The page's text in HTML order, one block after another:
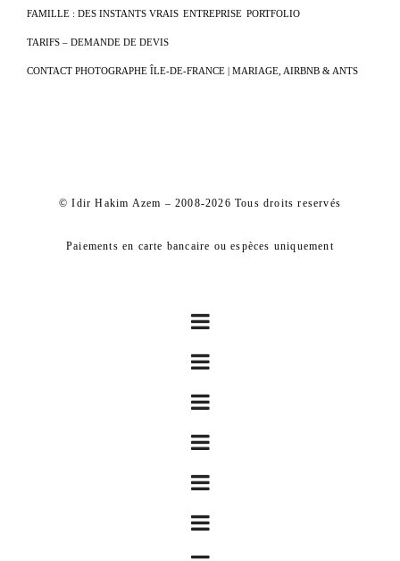
FAMILLE : DES INSTANTS VRAIS ENTREPRISE PORTFOLIO
TARIFS – DEMANDE DE DEVIS
CONTACT PHOTOGRAPHE ÎLE-DE-FRANCE | MARIAGE, AIRBNB & ANTS
© Idir Hakim Azem – 2008-2026 Tous droits reservés
Paiements en carte bancaire ou espèces uniquement